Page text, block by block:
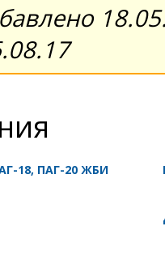
18, ПАГ-20 ЖБИ